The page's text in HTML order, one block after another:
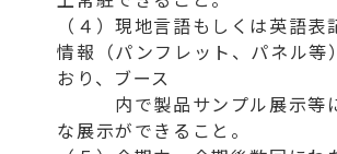
（４）現地言語もしくは英語表
情報（パンフレット、パネル等
おり、ブース
内で製品サンプル展示等
な展示ができること。